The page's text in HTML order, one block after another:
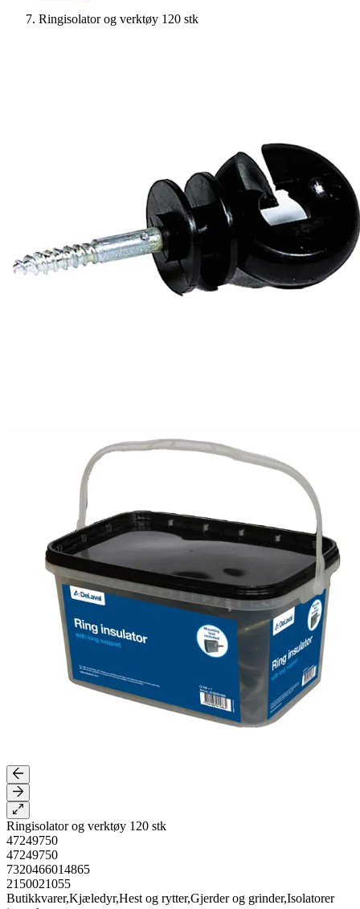
Ringisolator og verktøy 120 stk
Ringisolator og verktøy 120 stk
47249750
47249750
7320466014865
2150021055
Butikkvarer,Kjæledyr,Hest og rytter,Gjerder og grinder,Isolatorer